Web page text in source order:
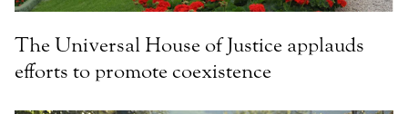
The Universal House of Justice applauds
efforts to promote coexistence